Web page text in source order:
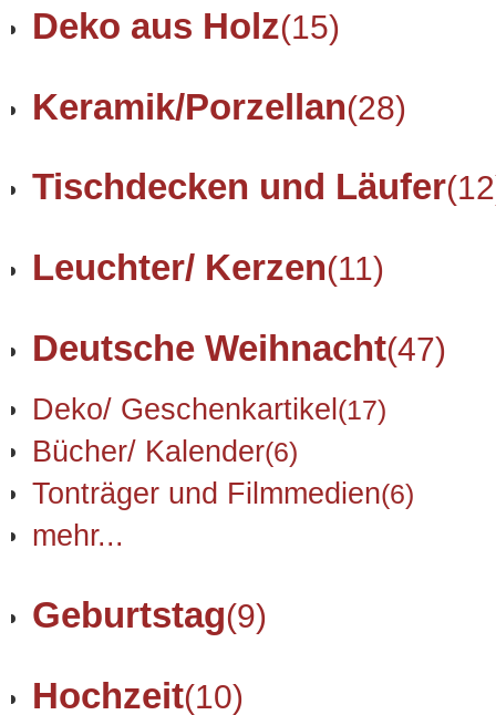
Deko aus Holz(15)
Keramik/Porzellan(28)
Tischdecken und Läufer
Leuchter/ Kerzen(11)
Deutsche Weihnacht(47)
Deko/ Geschenkartikel(17)
Bücher/ Kalender(6)
Tonträger und Filmmedien(6)
mehr...
Geburtstag(9)
Hochzeit(10)